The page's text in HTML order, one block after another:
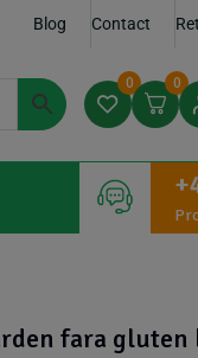
Blog Contact
0 0
fara gluten